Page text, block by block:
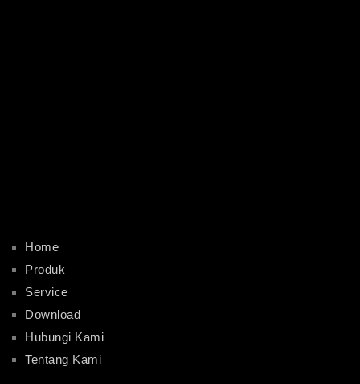
Home
Produk
Service
Download
Hubungi Kami
Tentang Kami